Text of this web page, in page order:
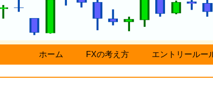
ホーム FXの考え方 エントリールー